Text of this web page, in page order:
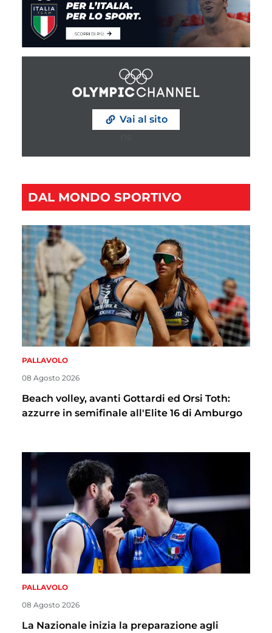
Vai al sito
DAL MONDO SPORTIVO
PALLAVOLO
08 Agosto 2026
Beach volley, avanti Gottardi ed Orsi Toth:
azzurre in semifinale all'Elite 16 di Amburgo
PALLAVOLO
08 Agosto 2026
La Nazionale inizia la preparazione agli